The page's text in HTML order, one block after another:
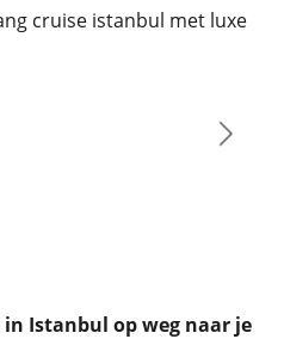
in Istanbul op weg naar je